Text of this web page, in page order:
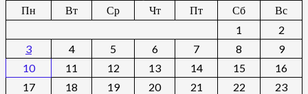
Пн
Вт Ср Чт Пт Сб
Вс
1
2
3
4 5 6 7 8
9
10
11 12 13 14 15
16
17
18 19 20 21 22
23